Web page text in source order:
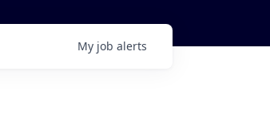
My job alerts